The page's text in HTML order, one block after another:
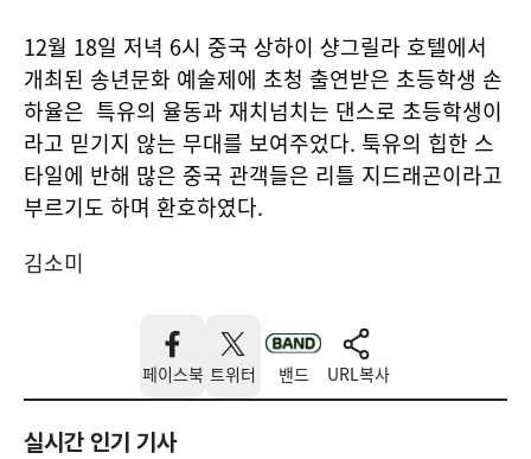
12월 18일 저녁 6시 중국 상하이 샹그릴라 호텔에서
개최된 송년문화 예술제에 초청 출연받은 초등학생 손
하율은 특유의 율동과 재치넘치는 댄스로 초등학생이
라고 믿기지 않는 무대를 보여주었다. 툭유의 힙한 스
타일에 반해 많은 중국 관객들은 리틀 지드래곤이라고
부르기도 하며 환호하였다.
김소미
페이스북 트위터 밴드 URL복사
실시간 인기 기사